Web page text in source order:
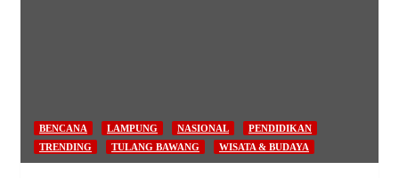
BENCANA LAMPUNG NASIONAL
PENDIDIKAN
TRENDING
TULANG BAWANG WISATA & BUDAYA